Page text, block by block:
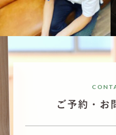
10月 3
ご予約・お